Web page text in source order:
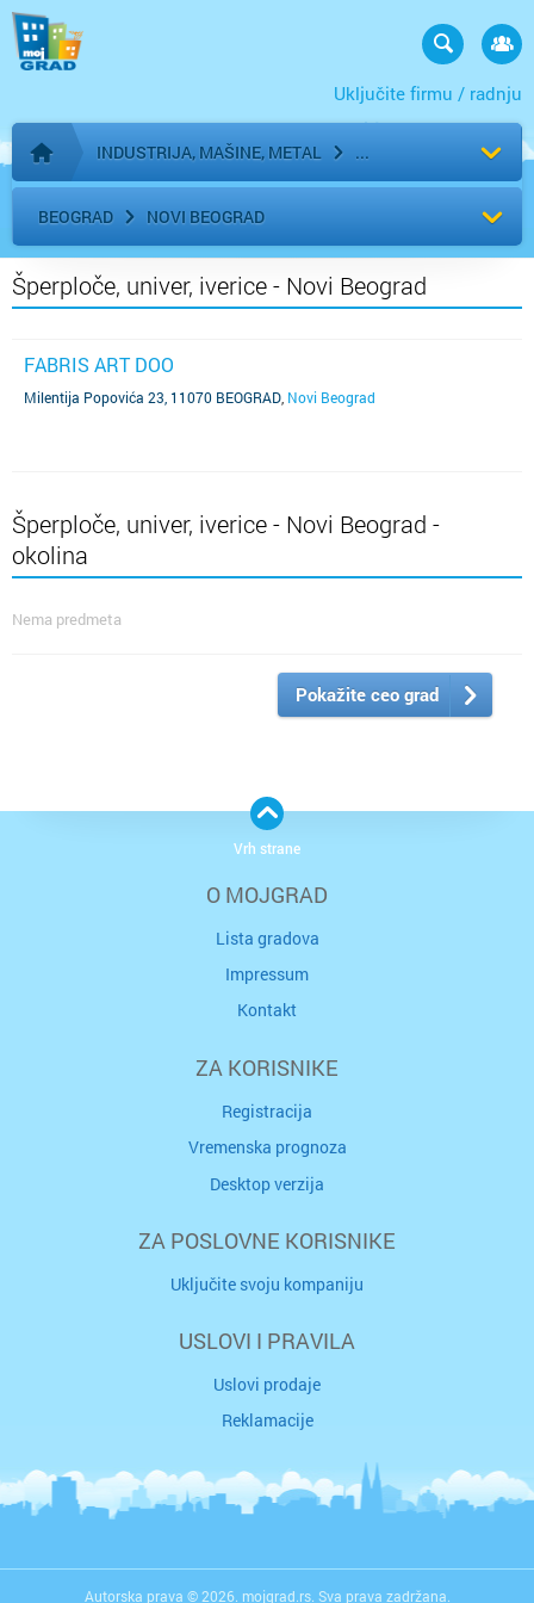
Uključite firmu / radnju
Početna stranica
INDUSTRIJA, MAŠINE, METAL
BEOGRAD NOVI BEOGRAD
Šperploče, univer, iverice - Novi Beograd
FABRIS ART DOO
Milentija Popovića 23, 11070 BEOGRAD Novi Beograd
Šperploče, univer, iverice - Novi Beograd -
okolina
Nema predmeta
Pokažite ceo grad
O MOJGRAD
Lista gradova
Impressum
Kontakt
ZA KORISNIKE
Registracija
Vremenska prognoza
Desktop verzija
ZA POSLOVNE KORISNIKE
Uključite svoju kompaniju
USLOVI I PRAVILA
Uslovi prodaje
Reklamacije
Autorska prava © 2026. mojgrad.rs. Sva prava zadržana.
Vrh strane